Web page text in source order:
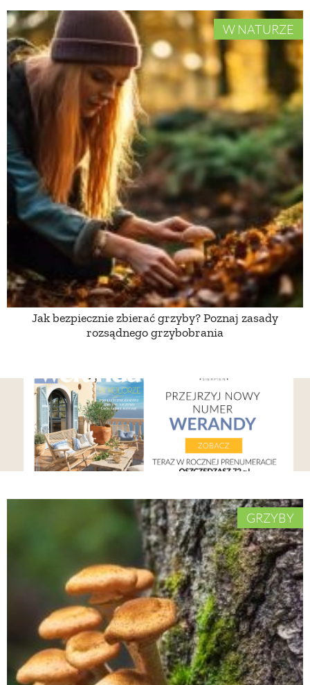
W NATURZE
Jak bezpiecznie zbierać grzyby? Poznaj zasady
rozsądnego grzybobrania
GRZYBY